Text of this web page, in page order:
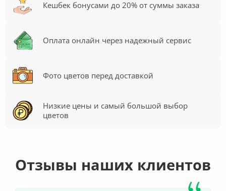
Кешбек бонусами до 20% от суммы заказа
Оплата онлайн через надежный сервис
Фото цветов перед доставкой
Низкие цены и самый большой выбор
цветов
Отзывы наших клиентов